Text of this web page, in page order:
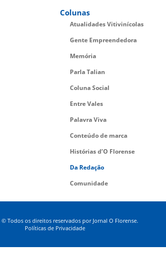
Colunas
Atualidades Vitivinícolas
Gente Empreendedora
Memória
Parla Talian
Coluna Social
Entre Vales
Palavra Viva
Conteúdo de marca
Histórias d’O Florense
Da Redação
Comunidade
Todos os direitos reservados por Jornal O Florense.
Políticas de Privacidade